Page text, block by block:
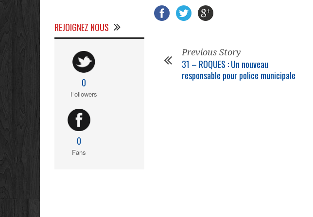
Previous Story
31 – ROQUES : Un nouveau
responsable pourpolice municipale
REJOIGNEZ NOUS
0
Followers
0
Fans